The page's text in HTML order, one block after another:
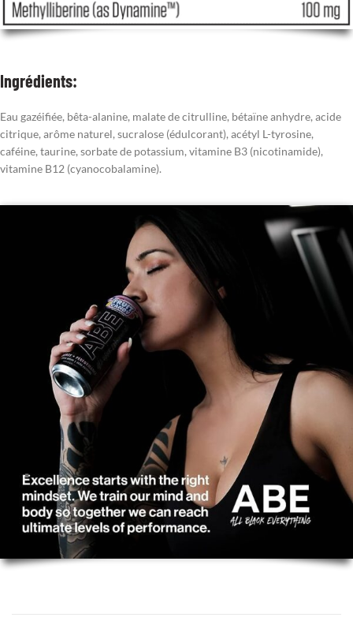
Ingrédients:
Eau gazéifiée, bêta-alanine, malate de citrulline, bétaïne anhydre, acide
citrique, arôme naturel, sucralose (édulcorant), acétyl L-tyrosine,
caféine, taurine, sorbate de potassium, vitamine B3 (nicotinamide),
vitamine B12 (cyanocobalamine).